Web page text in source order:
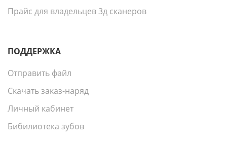
Прайс для владельцев 3д сканеров
ПОДДЕРЖКА
Отправить файл
Скачать заказ-наряд
Личный кабинет
Бибилиотека зубов